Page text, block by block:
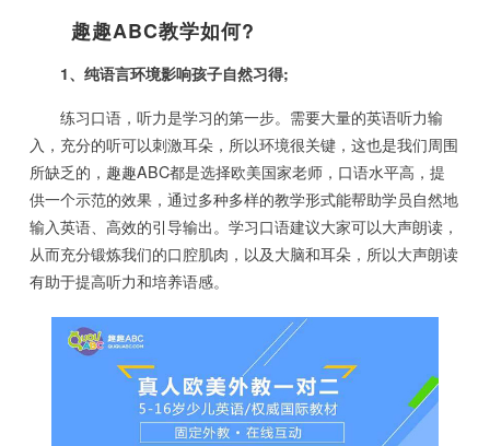
趣趣ABC教学如何?
1、纯语言环境影响孩子自然习得;
练习口语，听力是学习的第一步。需要大量的英语听力输
入，充分的听可以刺激耳朵，所以环境很关键，这也是我们周围
所缺乏的，趣趣ABC都是选择欧美国家老师，口语水平高，提
供一个示范的效果，通过多种多样的教学形式能帮助学员自然地
输入英语、高效的引导输出。学习口语建议大家可以大声朗读，
从而充分锻炼我们的口腔肌肉，以及大脑和耳朵，所以大声朗读
有助于提高听力和培养语感。